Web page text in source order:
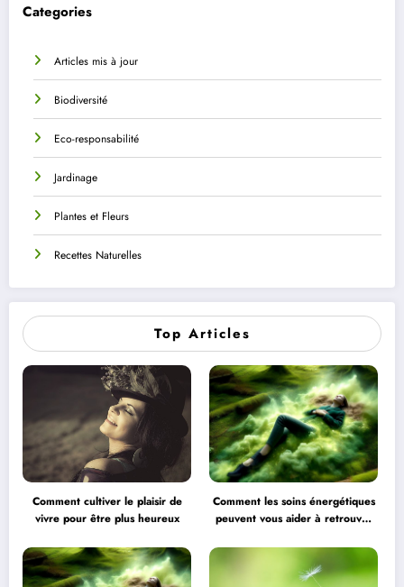
Categories
Articles mis à jour
Biodiversité
Eco-responsabilité
Jardinage
Plantes et Fleurs
Recettes Naturelles
Top Articles
Comment cultiver le plaisir de
vivre pour être plus heureux
Comment les soins énergétiques
peuvent vous aider à retrouver